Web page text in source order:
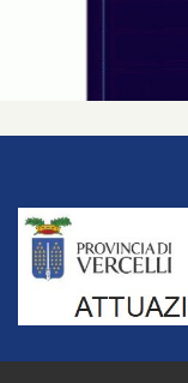
Title